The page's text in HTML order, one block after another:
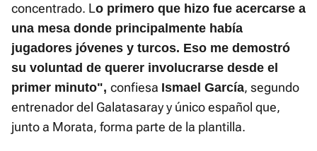
concentrado. Lo primero que hizo fue acercarse a
una mesa donde principalmente había
jugadores jóvenes y turcos. Eso me demostró
su voluntad de querer involucrarse desde el
primer minuto", confiesa Ismael García, segundo
entrenador del Galatasaray y único español que,
junto a Morata, forma parte de la plantilla.